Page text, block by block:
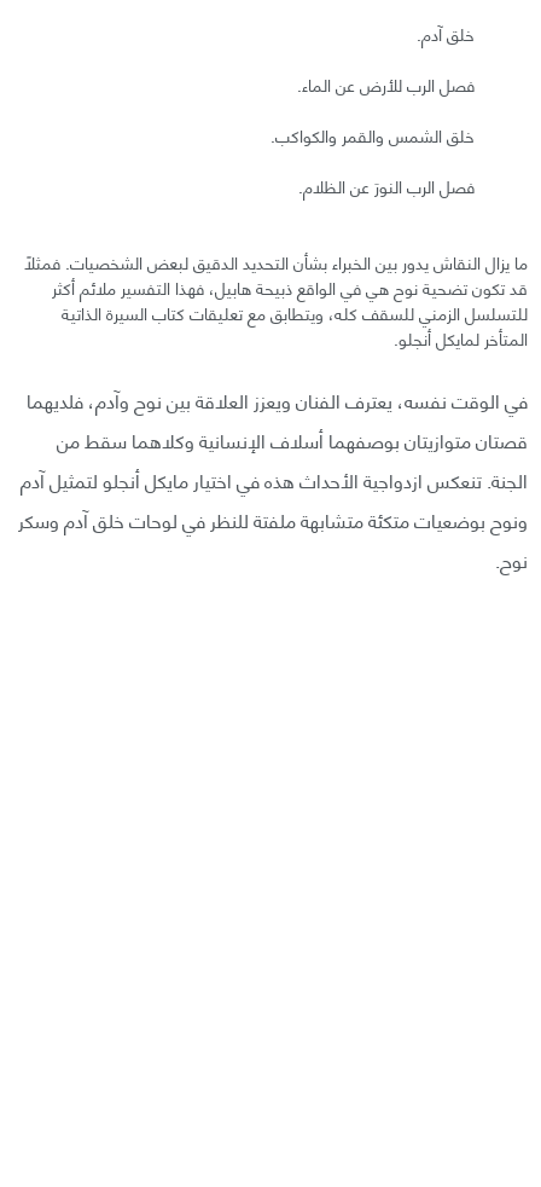
خلق آدم.
فصل الرب للأرض عن الماء.
خلق الشمس والقمر والكواكب.
فصل الرب النورَ عن الظلام.
ما يزال النقاش يدور بين الخبراء بشأن التحديد الدقيق لبعض الشخصيات. فمثلًا
قد تكون تضحية نوح هي في الواقع ذبيحة هابيل، فهذا التفسير ملائم أكثر
للتسلسل الزمني للسقف كله، ويتطابق مع تعليقات كتاب السيرة الذاتية
المتأخر لمايكل أنجلو.
في الوقت نفسه، يعترف الفنان ويعزز العلاقة بين نوح وآدم، فلديهما
قصتان متوازيتان بوصفهما أسلاف الإنسانية وكلاهما سقط من
الجنة. تنعكس ازدواجية الأحداث هذه في اختيار مايكل أنجلو لتمثيل آدم
ونوح بوضعيات متكئة متشابهة ملفتة للنظر في لوحات خلق آدم وسكر
نوح.